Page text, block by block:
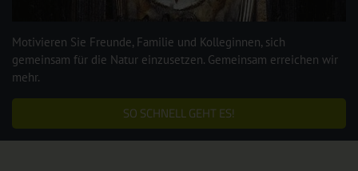
Motivieren Sie Freunde, Familie und Kolleginnen, sich
gemeinsam für die Natur einzusetzen. Gemeinsam erreichen wir
mehr.
SO SCHNELL GEHT ES!